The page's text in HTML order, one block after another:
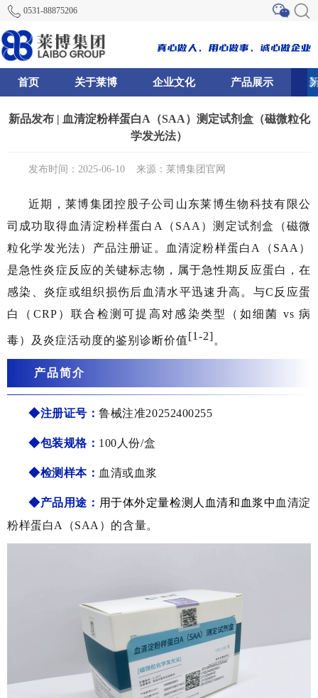
0531-88875206
首页 关于莱博 企业文化 产品展示
新品发布 | 血清淀粉样蛋白A（SAA）测定试剂盒（磁微粒化
学发光法）
发布时间：2025-06-10 来源：莱博集团官网
近期，莱博集团控股子公司山东莱博生物科技有限公
司成功取得血清淀粉样蛋白A（SAA）测定试剂盒（磁微
粒化学发光法）产品注册证。血清淀粉样蛋白A（SAA）
是急性炎症反应的关键标志物，属于急性期反应蛋白，在
感染、炎症或组织损伤后血清水平迅速升高。与C反应蛋
白（CRP）联合检测可提高对感染类型（如细菌 vs 病
毒）及炎症活动度的鉴别诊断价值[1-2]。
产品简介
◆注册证号：鲁械注准20252400255
◆包装规格： 100人份/盒
◆检测样本： 血清或血浆
◆产品用途： 用于体外定量检测人血清和血浆中 血清淀
粉样蛋白A（SAA）的含量。